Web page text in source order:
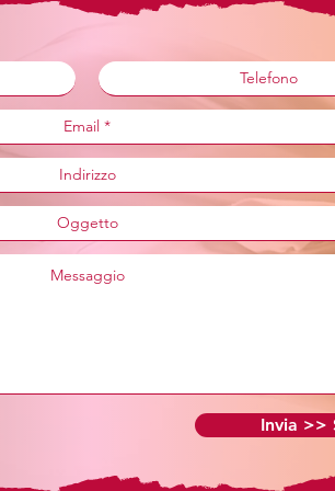
Invia >>